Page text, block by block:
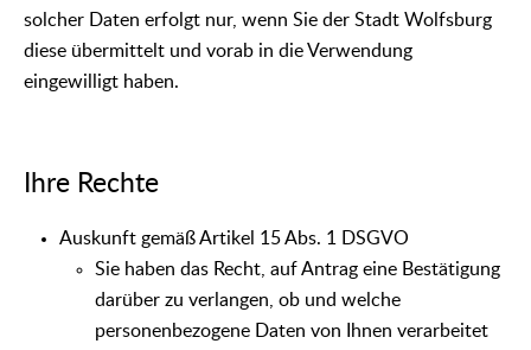
solcher Daten erfolgt nur, wenn Sie der Stadt Wolfsburg
diese übermittelt und vorab in die Verwendung
eingewilligt haben.
Ihre Rechte
Auskunft gemäß Artikel 15 Abs. 1 DSGVO
Sie haben das Recht, auf Antrag eine Bestätigung
darüber zu verlangen, ob und welche
personenbezogene Daten von Ihnen verarbeitet